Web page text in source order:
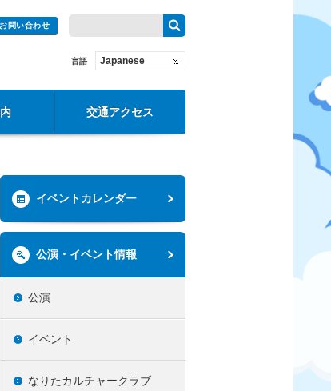
お問い合わせ
言語 Japanese
交通アクセス
イベントカレンダー
公演・イベント情報
公演
イベント
なりたカルチャークラブ